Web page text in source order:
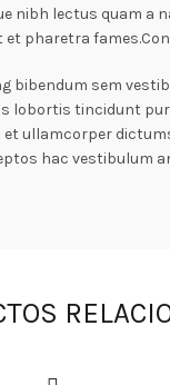
nibh lectus quam a
pharetra
bibendum sem
lobortis tincidunt
et ullamcorper
hac vestibulum